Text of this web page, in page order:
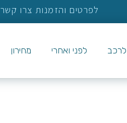
לפרטים והזמנות צרו קשר 072-393-5533
לרכב לפני ואחרי מחירון